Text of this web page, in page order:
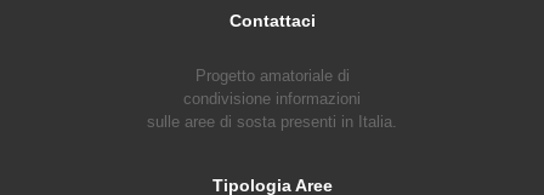
Contattaci
Progetto amatoriale di
condivisione informazioni
sulle aree di sosta presenti in Italia.
Tipologia Aree